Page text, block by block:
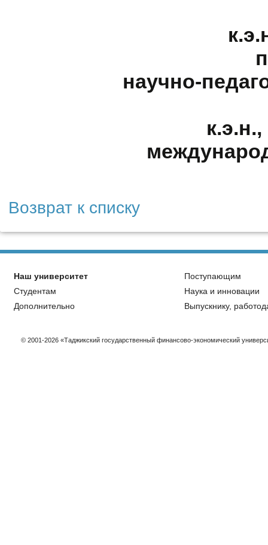
научно-
Возврат к списку
Наш университет
Поступающим
Студентам
Наука и инновации
Дополнительно
Выпускнику,
© 2001-2026 «Таджикский государственный финансово-экономический